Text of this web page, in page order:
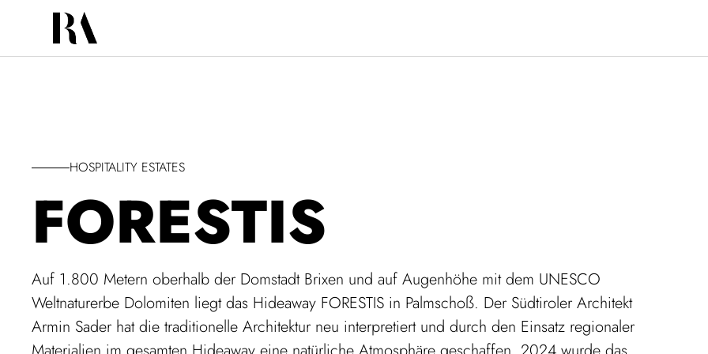
HOSPITALITY ESTATES
FORESTIS
Auf 1.800 Metern oberhalb der Domstadt Brixen und auf Augenhöhe mit dem UNESCO
Weltnaturerbe Dolomiten liegt das Hideaway FORESTIS in Palmschoß. Der Südtiroler Architekt
Armin Sader hat die traditionelle Architektur neu interpretiert und durch den Einsatz regionaler